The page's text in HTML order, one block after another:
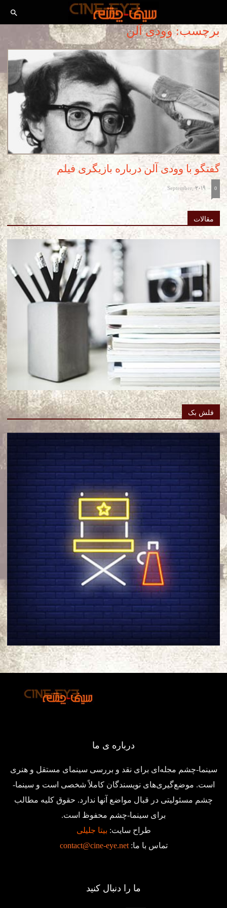
برچسب: وودی آلن
گفتگو با وودی آلن درباره بازیگری فیلم
-
September, 2019 0
مقالات
فلش بک
درباره ی ما
سینما-چشم مجله‌ای برای نقد و بررسی سینمای مستقل و هنری
است. موضع‌گیری‌های نویسندگان کاملاً شخصی است و سینما-
چشم مسئولیتی در قبال مواضع آنها ندارد. حقوق کلیه مطالب
برای سینما-چشم محفوظ است.
طراح سایت: بیتا جلیلی
تماس با ما:contact@cine-eye.net
ما را دنبال کنید